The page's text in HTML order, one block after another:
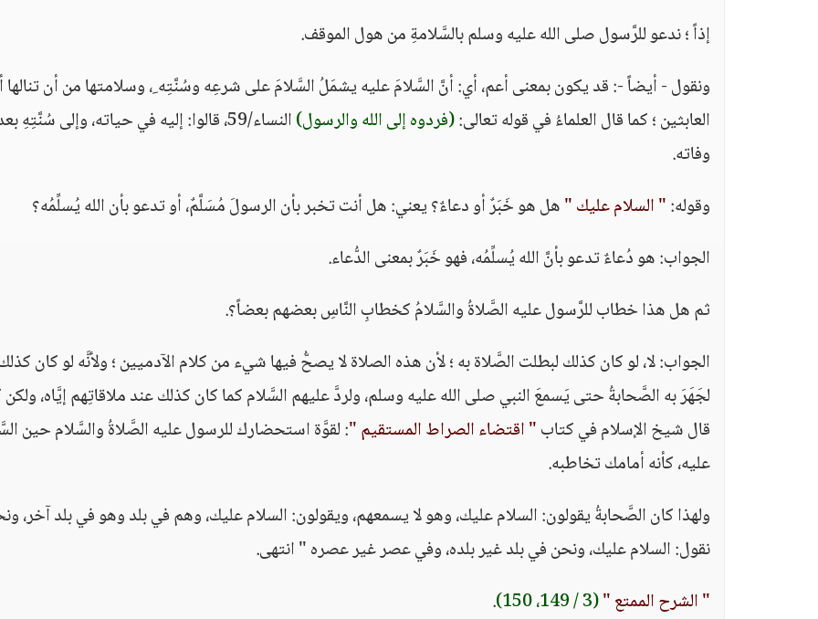
إذاً ؛ ندعو للرَّسول صلى الله عليه وسلم بالسَّلامةِ من هول الموقف.
ونقول - أيضاً -: قد يكون بمعنى أعم، أي: أنَّ السَّلامَ عليه يشمَلُ السَّلامَ على شرعِه وسُنَّتِه ِ، وسلامتها من أن تنالها
العابثين ؛ كما قال العلماءُ في قوله تعالى:(فردوه إلى الله والرسول)
النساء/59، قالوا: إليه في حياته، وإلى سُنَّتِهِ
وفاته.
وقوله:" السلام عليك "هل هو خَبَرٌ أو دعاءٌ؟ يعني: هل أنت تخبر بأن الرسولَ مُسَلَّمٌ، أو تدعو بأن الله يُسلِّمُه؟
الجواب: هو دُعاءٌ تدعو بأنَّ الله يُسلِّمُه، فهو خَبَرٌ بمعنى الدُّعاء.
ثم هل هذا خطاب للرَّسول عليه الصَّلاةُ والسَّلامُ كخطابِ النَّاسِ بعضهم بعضاً؟.
الجواب: لا، لو كان كذلك لبطلت الصَّلاة به ؛ لأن هذه الصلاة لا يصحُّ فيها شيء من كلام الآدميين ؛ ولأنَّه لو كان
لجَهَرَ به الصَّحابةُ حتى يَسمعَ النبي صلى الله عليه وسلم، ولردَّ عليهم السَّلام كما كان كذلك عند ملاقاتِهم إيَّاه، ولكن
قال شيخ الإسلام في كتاب" اقتضاء الصراط المستقيم ": لقوَّة استحضارك للرسول عليه الصَّلاةُ والسَّلام حين
عليه، كأنه أمامك تخاطبه.
ولهذا كان الصَّحابةُ يقولون: السلام عليك، وهو لا يسمعهم، ويقولون: السلام عليك، وهم في بلد وهو في بلد آخر،
نقول: السلام عليك، ونحن في بلد غير بلده، وفي عصر غير عصره " انتهى.
" الشرح الممتع "(3 / 149، 150)
.